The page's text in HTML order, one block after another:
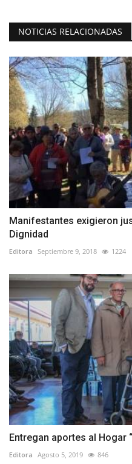
NOTICIAS RELACIONADAS
Manifestantes exigieron
Dignidad
Editora Septiembre 9, 2018 1224
Entregan aportes al Hogar
Editora Agosto 5, 2019 846